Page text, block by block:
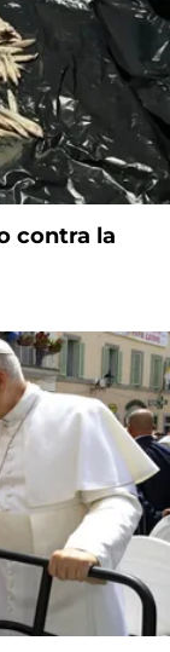
contra la